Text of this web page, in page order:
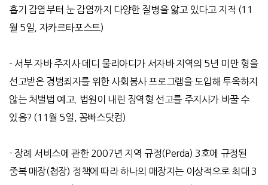
흡기 감염부터 눈 감염까지 다양한 질병을 앓고 있다고 지적 (11
월 5일 자카르타포스트)
- 서부 자바 주지사 데디 물리아디가 서자바 지역의 5년 미만 형을
선고받은 경범죄자를 위한 사회봉사 프로그램을 도입해 투옥하지
않는 처벌법 예고
법원이 내린 징역형 선고를 주지사가 바꿀 수
있음? (11 월 5일 꼼빠스닷컴)
-장례 서비스에 관한2007년 지역 규정(Perda) 3 호에 규정된
중복 매장(첩장) 정책에 따라 하나의 매장지는 이상적으로 최대 3